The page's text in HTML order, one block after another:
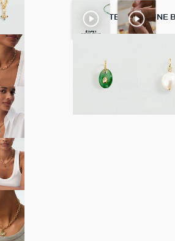
COMPLÉTER AVEC UNE